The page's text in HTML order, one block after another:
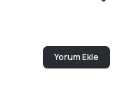
Yorum Ekle